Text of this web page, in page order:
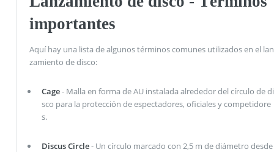
importantes
Aquí hay una lista de algunos términos comunes utilizados en el lan
zamiento de disco:
Cage- Malla en forma de AU instalada alrededor del círculo de di
sco para la protección de espectadores, oficiales y competidore
s.
Discus Circle- Un círculo marcado con 2,5 m de diámetro desde